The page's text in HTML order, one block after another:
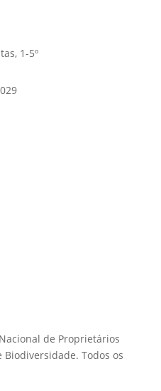
1-5º
de Proprietários
Biodiversidade. Todos os